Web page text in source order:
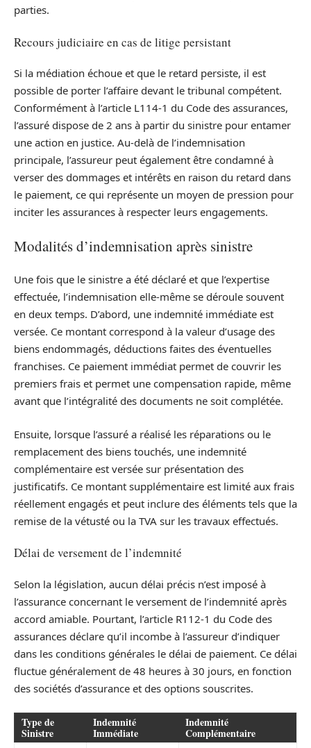
parties.
Recours judiciaire en cas de litige persistant
Si la médiation échoue et que le retard persiste, il est
possible de porter l’affaire devant le tribunal compétent.
Conformément à l’article L114-1 du Code des assurances,
l’assuré dispose de 2 ans à partir du sinistre pour entamer
une action en justice. Au-delà de l’indemnisation
principale, l’assureur peut également être condamné à
verser des dommages et intérêts en raison du retard dans
le paiement, ce qui représente un moyen de pression pour
inciter les assurances à respecter leurs engagements.
Modalités d’indemnisation après sinistre
Une fois que le sinistre a été déclaré et que l’expertise
effectuée, l’indemnisation elle-même se déroule souvent
en deux temps. D’abord, une indemnité immédiate est
versée. Ce montant correspond à la valeur d’usage des
biens endommagés, déductions faites des éventuelles
franchises. Ce paiement immédiat permet de couvrir les
premiers frais et permet une compensation rapide, même
avant que l’intégralité des documents ne soit complétée.
Ensuite, lorsque l’assuré a réalisé les réparations ou le
remplacement des biens touchés, une indemnité
complémentaire est versée sur présentation des
justificatifs. Ce montant supplémentaire est limité aux frais
réellement engagés et peut inclure des éléments tels que la
remise de la vétusté ou la TVA sur les travaux effectués.
Délai de versement de l’indemnité
Selon la législation, aucun délai précis n’est imposé à
l’assurance concernant le versement de l’indemnité après
accord amiable. Pourtant, l’article R112-1 du Code des
assurances déclare qu’il incombe à l’assureur d’indiquer
dans les conditions générales le délai de paiement. Ce délai
fluctue généralement de 48 heures à 30 jours, en fonction
des sociétés d’assurance et des options souscrites.
Type de
Sinistre
Indemnité
Immédiate
Indemnité
Complémentaire